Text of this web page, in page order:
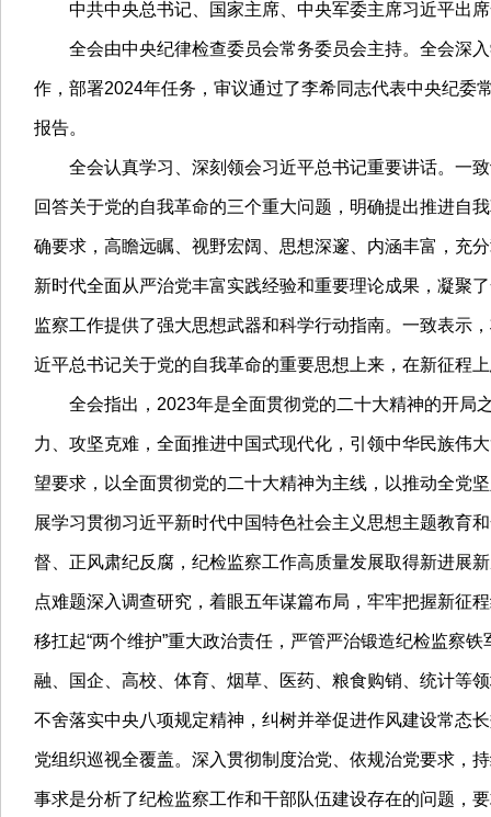
中共中央总书记、国家主席、中央军委主席习近平出席
全会由中央纪律检查委员会常务委员会主持。全会深入
作，部署2024年任务，审议通过了李希同志代表中央纪委
报告。
全会认真学习、深刻领会习近平总书记重要讲话。一致
回答关于党的自我革命的三个重大问题，明确提出推进自
确要求，高瞻远瞩、视野宏阔、思想深邃、内涵丰富，充
新时代全面从严治党丰富实践经验和重要理论成果，凝聚
监察工作提供了强大思想武器和科学行动指南。一致表示
近平总书记关于党的自我革命的重要思想上来，在新征程
全会指出，2023年是全面贯彻党的二十大精神的开局之
力、攻坚克难，全面推进中国式现代化，引领中华民族伟
望要求，以全面贯彻党的二十大精神为主线，以推动全党
展学习贯彻习近平新时代中国特色社会主义思想主题教育
督、正风肃纪反腐，纪检监察工作高质量发展取得新进展
点难题深入调查研究，着眼五年谋篇布局，牢牢把握新征
移扛起“两个维护”重大政治责任，严管严治锻造纪检监察
融、国企、高校、体育、烟草、医药、粮食购销、统计等
不舍落实中央八项规定精神，纠树并举促进作风建设常态
党组织巡视全覆盖。深入贯彻制度治党、依规治党要求，
事求是分析了纪检监察工作和干部队伍建设存在的问题，